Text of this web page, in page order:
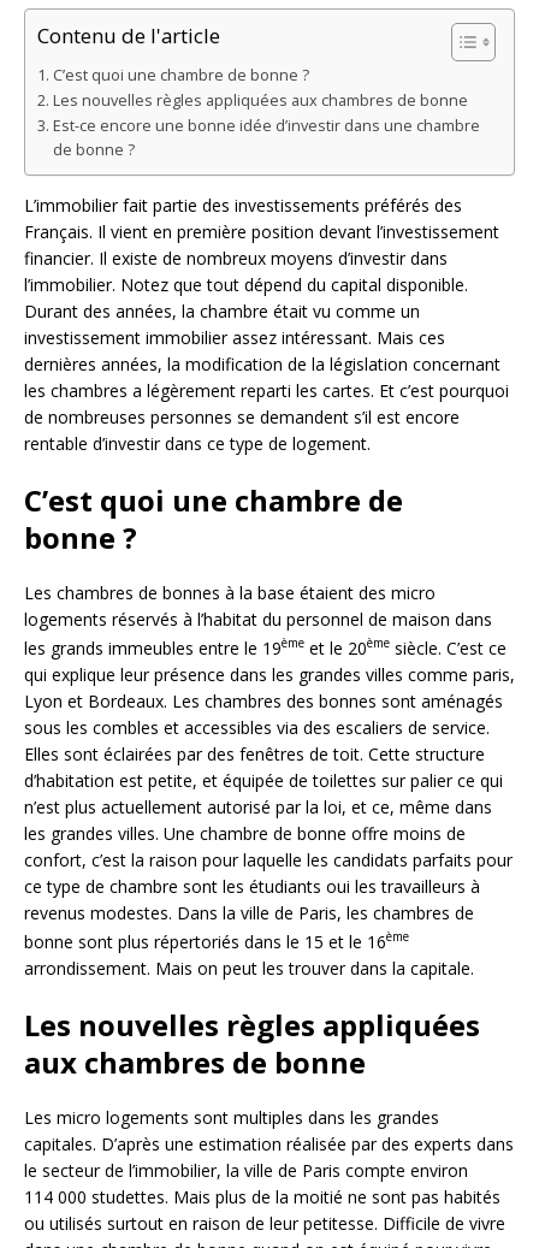
Contenu de l'article
C’est quoi une chambre de bonne ?
Les nouvelles règles appliquées aux chambres de bonne
Est-ce encore une bonne idée d’investir dans une chambre
de bonne ?
L’immobilier fait partie des investissements préférés des
Français. Il vient en première position devant l’investissement
financier. Il existe de nombreux moyens d’investir dans
l’immobilier. Notez que tout dépend du capital disponible.
Durant des années, la chambre était vu comme un
investissement immobilier assez intéressant. Mais ces
dernières années, la modification de la législation concernant
les chambres a légèrement reparti les cartes. Et c’est pourquoi
de nombreuses personnes se demandent s’il est encore
rentable d’investir dans ce type de logement.
C’est quoi une chambre de
bonne ?
Les chambres de bonnes à la base étaient des micro
logements réservés à l’habitat du personnel de maison dans
les grands immeubles entre le 19ème et le 20ème siècle. C’est ce
qui explique leur présence dans les grandes villes comme paris,
Lyon et Bordeaux. Les chambres des bonnes sont aménagés
sous les combles et accessibles via des escaliers de service.
Elles sont éclairées par des fenêtres de toit. Cette structure
d’habitation est petite, et équipée de toilettes sur palier ce qui
n’est plus actuellement autorisé par la loi, et ce, même dans
les grandes villes. Une chambre de bonne offre moins de
confort, c’est la raison pour laquelle les candidats parfaits pour
ce type de chambre sont les étudiants oui les travailleurs à
revenus modestes. Dans la ville de Paris, les chambres de
bonne sont plus répertoriés dans le 15 et le 16ème
arrondissement. Mais on peut les trouver dans la capitale.
Les nouvelles règles appliquées
aux chambres de bonne
Les micro logements sont multiples dans les grandes
capitales. D’après une estimation réalisée par des experts dans
le secteur de l’immobilier, la ville de Paris compte environ
114 000 studettes. Mais plus de la moitié ne sont pas habités
ou utilisés surtout en raison de leur petitesse. Difficile de vivre